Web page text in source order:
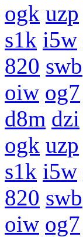
ogk uzp
s1k i5w
820 swb
oiw og7
d8m dzi
ogk uzp
s1k i5w
820 swb
oiw og7